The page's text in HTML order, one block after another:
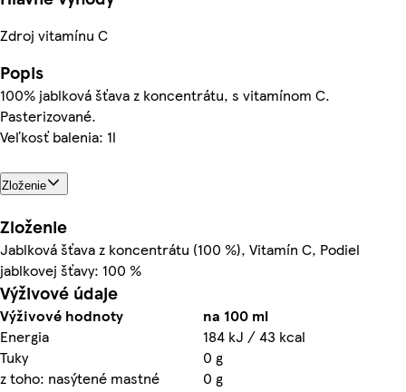
Zdroj vitamínu C
Popis
100% jablková šťava z koncentrátu, s vitamínom C.
Pasterizované.
Veľkosť balenia: 1l
Zloženie
Zloženie
Jablková šťava z koncentrátu (100 %), Vitamín C, Podiel
jablkovej šťavy: 100 %
Výživové údaje
Výživové hodnoty
na 100 ml
Energia
184 kJ / 43 kcal
Tuky
0 g
z toho: nasýtené mastné
0 g